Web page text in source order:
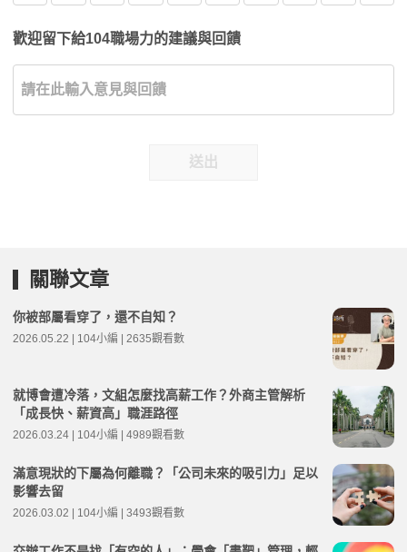
歡迎留下給104職場力的建議與回饋
送出
關聯文章
你被部屬看穿了，還不自知？
2026.05.22 | 104小編 | 2635觀看數
就博會遭冷落，文組怎麼找高薪工作？外商主管解析
「成長快、薪資高」職涯路徑
2026.03.24 | 104小編 | 4989觀看數
滿意現狀的下屬為何離職？「公司未來的吸引力」足以
影響去留
2026.03.02 | 104小編 | 3493觀看數